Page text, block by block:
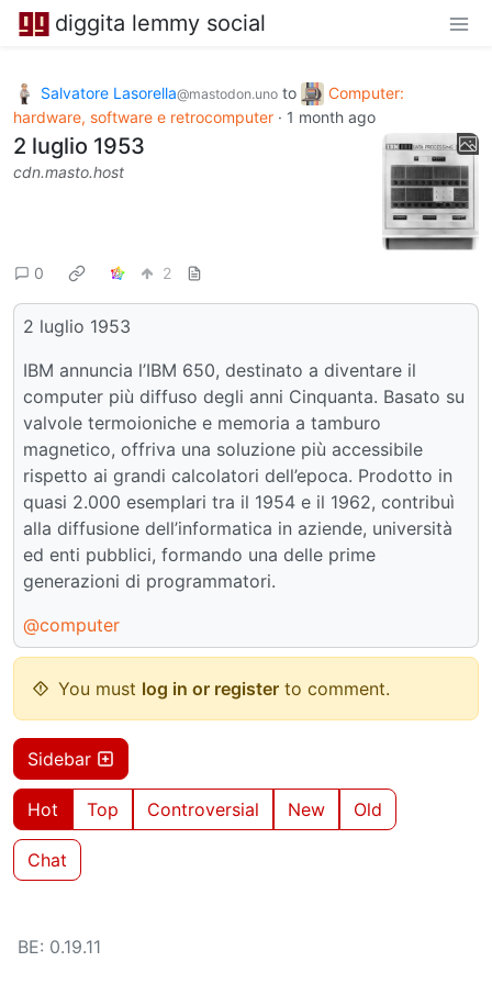
diggita lemmy social
Salvatore Lasorella@mastodon.uno to
Computer:
hardware, software e retrocomputer · 1 month ago
2 luglio 1953
cdn.masto.host
0 2
2 luglio 1953
IBM annuncia l’IBM 650, destinato a diventare il
computer più diffuso degli anni Cinquanta. Basato su
valvole termoioniche e memoria a tamburo
magnetico, offriva una soluzione più accessibile
rispetto ai grandi calcolatori dell’epoca. Prodotto in
quasi 2.000 esemplari tra il 1954 e il 1962, contribuì
alla diffusione dell’informatica in aziende, università
ed enti pubblici, formando una delle prime
generazioni di programmatori.
@computer
You must log in or register to comment.
Sidebar
Hot Top Controversial New Old
Chat
BE: 0.19.11